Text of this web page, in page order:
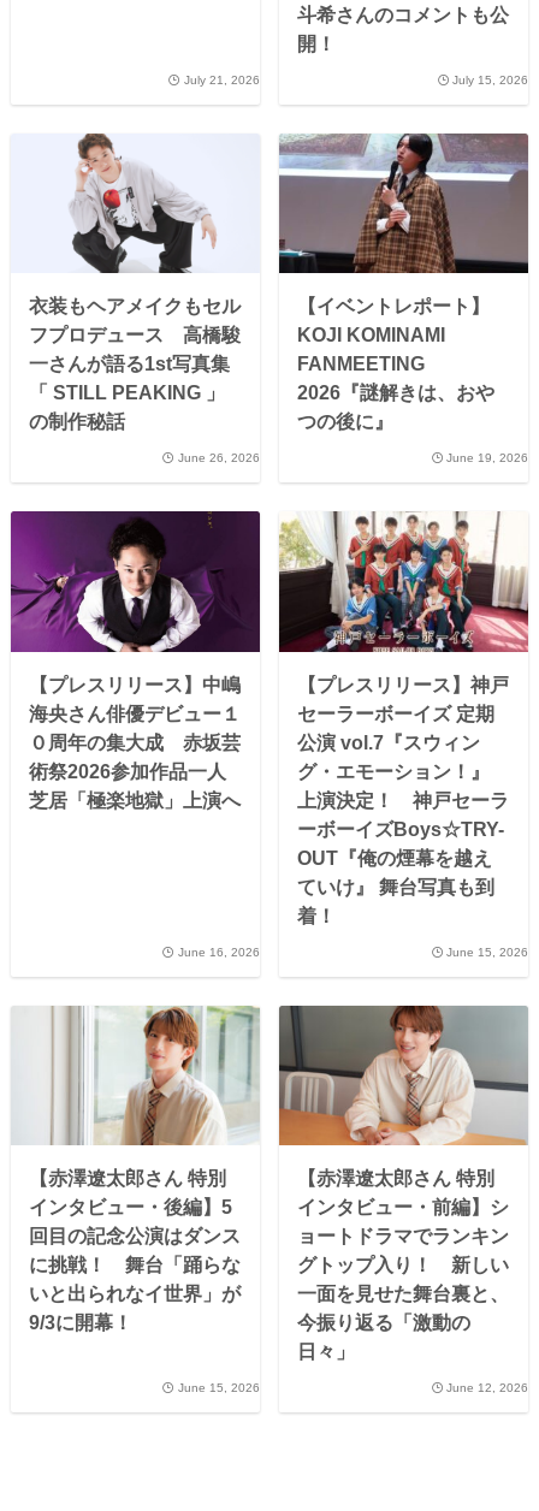
July 21, 2026
斗希さんのコメントも公
開！
July 15, 2026
衣装もヘアメイクもセル
フプロデュース 高橋駿
一さんが語る1st写真集
「 STILL PEAKING 」
の制作秘話
June 26, 2026
【イベントレポート】
KOJI KOMINAMI
FANMEETING
2026『謎解きは、おや
つの後に』
June 19, 2026
【プレスリリース】中嶋
海央さん俳優デビュー１
０周年の集大成 赤坂芸
術祭2026参加作品一人
芝居「極楽地獄」上演へ
June 16, 2026
【プレスリリース】神戸
セーラーボーイズ 定期
公演 vol.7『スウィン
グ・エモーション！』
上演決定！ 神戸セーラ
ーボーイズBoys☆TRY-
OUT『俺の煙幕を越え
ていけ』 舞台写真も到
着！
June 15, 2026
【赤澤遼太郎さん 特別
インタビュー・後編】5
回目の記念公演はダンス
に挑戦！ 舞台「踊らな
いと出られなイ世界」が
9/3に開幕！
June 15, 2026
【赤澤遼太郎さん 特別
インタビュー・前編】シ
ョートドラマでランキン
グトップ入り！ 新しい
一面を見せた舞台裏と、
今振り返る「激動の
日々」
June 12, 2026